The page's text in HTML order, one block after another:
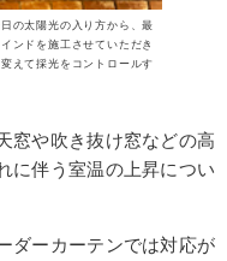
の太陽光の入り方から、最
ンドを施工させていただき
えて採光をコントロールす
窓や吹き抜け窓などの高
に伴う室温の上昇につい
ダーカーテンでは対応が